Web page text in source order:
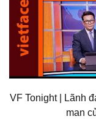
VF Tonight | Lãnh
man